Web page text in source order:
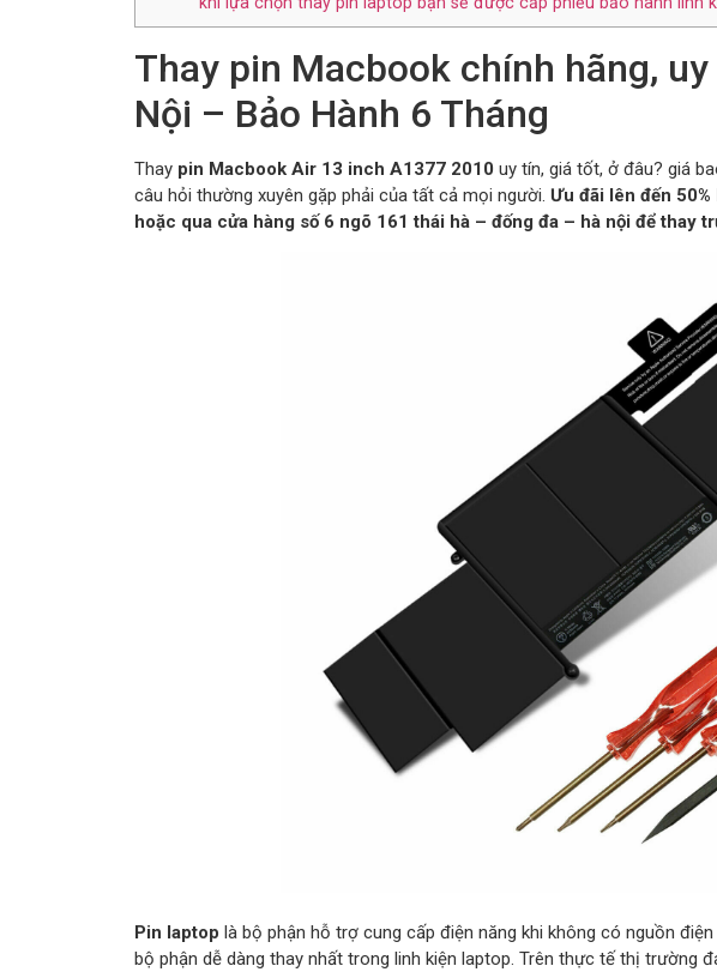
Thay pin Macbook chính hãng,
Nội – Bảo Hành 6 Tháng
Thay pin Macbook Air 13 inch A1377 2010 uy tín, giá tốt, ở đâu? giá
câu hỏi thường xuyên gặp phải của tất cả mọi người. Ưu đãi lên đến
hoặc qua cửa hàng số 6 ngõ 161 thái hà – đống đa – hà nội để thay
Pin laptop là bộ phận hỗ trợ cung cấp điện năng khi không có nguồn
bộ phận dễ dàng thay nhất trong linh kiện laptop. Trên thực tế thị trường